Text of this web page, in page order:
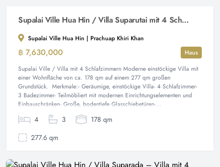
Supalai Ville Hua Hin / Villa Suparutai mit 4 Schlafzimmern
Supalai Ville Hua Hin | Prachuap Khiri Khan
฿ 7,630,000
Haus
Supalai Ville / Villa mit 4 Schlafzimmern Moderne einstöckige Villa mit
einer Wohnfläche von ca. 178 qm auf einem 277 qm großen
Grundstück. Merkmale:- Geräumige, einstöckige Villa- 4 Schlafzimmer-
3 Badezimmer- Teilmöbliert mit modernen Einrichtungselementen und
Einbauschränken- Große, bodentiefe Glasschiebetüren-...
4 3
178 qm
277.6 qm